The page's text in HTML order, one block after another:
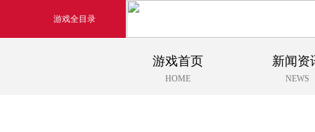
游戏全目录
玄幻游戏
游戏首页
HOME
新闻资
NEWS